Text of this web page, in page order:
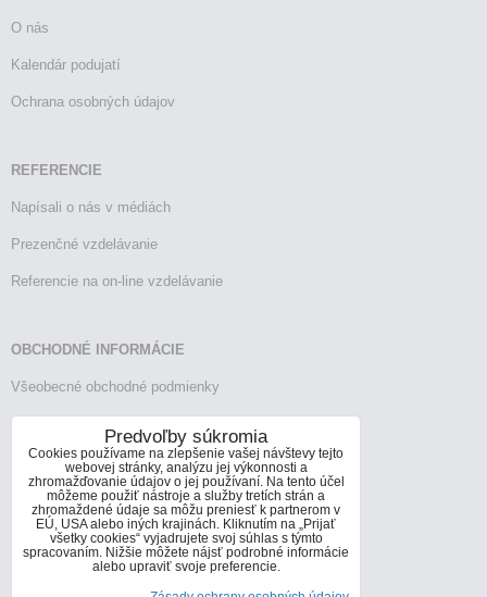
O nás
Kalendár podujatí
Ochrana osobných údajov
REFERENCIE
Napísali o nás v médiách
Prezenčné vzdelávanie
Referencie na on-line vzdelávanie
OBCHODNÉ INFORMÁCIE
Všeobecné obchodné podmienky
Reklamačný poriadok
Vrátenie tovaru
KONTAKTY
Informácie o kontaktoch
Predvoľby súkromia
Cookies používame na zlepšenie vašej návštevy tejto
webovej stránky, analýzu jej výkonnosti a
zhromažďovanie údajov o jej používaní. Na tento účel
môžeme použiť nástroje a služby tretích strán a
zhromaždené údaje sa môžu preniesť k partnerom v
EÚ, USA alebo iných krajinách. Kliknutím na „Prijať
všetky cookies“ vyjadrujete svoj súhlas s týmto
spracovaním. Nižšie môžete nájsť podrobné informácie
alebo upraviť svoje preferencie.